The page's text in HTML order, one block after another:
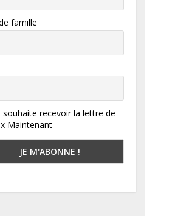
famille
souhaite recevoir la lettre de
Maintenant